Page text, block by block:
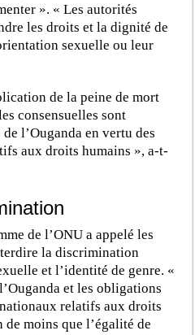
». « Les autorités
les droits et la dignité de
sexuelle ou leur
de la peine de mort
consensuelles sont
l’Ouganda en vertu des
aux droits humains », a-t-
de l’ONU a appelé les
la discrimination
et l’identité de genre. «
et les obligations
relatifs aux droits
de moins que l’égalité de